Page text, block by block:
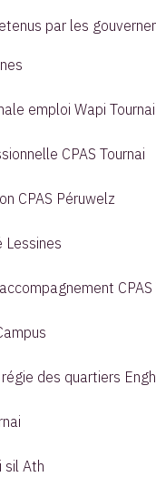
par les
emploi Wapi Tournai
CPAS Tournai
CPAS Péruwelz
Lessines
CPAS
des quartiers
sil Ath